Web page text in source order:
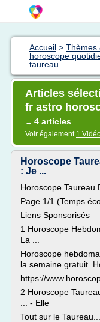
Accueil > Thèmes
horoscope
taureau
Articles
fr astro
→ 4 articles
Voir également 1
Horoscope
: Je ...
Horoscope Taureau
Page 1/1 (Temps
Liens Sponsorisés
1 Horoscope
La ...
Horoscope
la semaine gratuit.
https://
2 Horoscope
... - Elle
Tout sur le Taureau....